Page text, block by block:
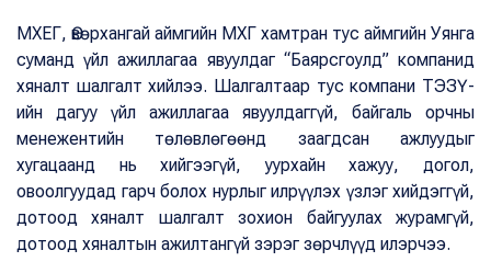
МХЕГ, Өвөрхангай аймгийн МХГ хамтран тус аймгийн Уянга
суманд үйл ажиллагаа явуулдаг “Баярсгоулд” компанид
хяналт шалгалт хийлээ. Шалгалтаар тус компани ТЭЗҮ-
ийн дагуу үйл ажиллагаа явуулдаггүй, байгаль орчны
менежентийн төлөвлөгөөнд заагдсан ажлуудыг
хугацаанд нь хийгээгүй, уурхайн хажуу, догол,
овоолгуудад гарч болох нурлыг илрүүлэх үзлэг хийдэггүй,
дотоод хяналт шалгалт зохион байгуулах журамгүй,
дотоод хяналтын ажилтангүй зэрэг зөрчлүүд илэрчээ.